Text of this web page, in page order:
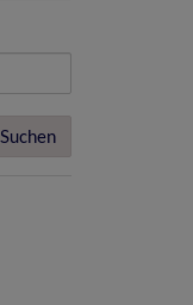
Suchen